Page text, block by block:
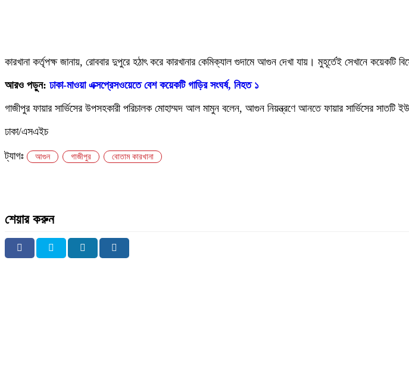
কারখানা কর্তৃপক্ষ জানায়, রোববার দুপুরে হঠাৎ করে কারখানার কেমিক্যাল গুদামে আগুন দেখা যায়। মুহূর্তেই সেখানে
আরও পড়ুন: ঢাকা-মাওয়া এক্সপ্রেসওয়েতে বেশ কয়েকটি গাড়ির সংঘর্ষ, নিহত ১
গাজীপুর ফায়ার সার্ভিসের উপসহকারী পরিচালক মোহাম্মদ আল মামুন বলেন, আগুন নিয়ন্ত্রণে আনতে ফায়ার সার্ভিসের
ঢাকা/এসএইচ
ট্যাগঃ আগুন গাজীপুর বোতাম কারখানা
শেয়ার করুন